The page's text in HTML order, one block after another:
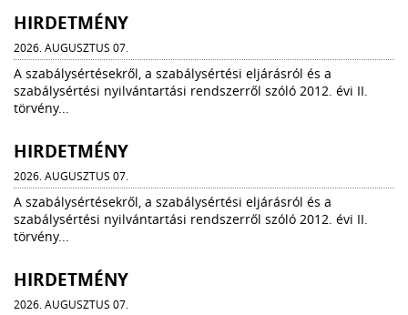
HIRDETMÉNY
2026. AUGUSZTUS 07.
A szabálysértésekről, a szabálysértési eljárásról és a
szabálysértési nyilvántartási rendszerről szóló 2012. évi II.
törvény...
HIRDETMÉNY
2026. AUGUSZTUS 07.
A szabálysértésekről, a szabálysértési eljárásról és a
szabálysértési nyilvántartási rendszerről szóló 2012. évi II.
törvény...
HIRDETMÉNY
2026. AUGUSZTUS 07.